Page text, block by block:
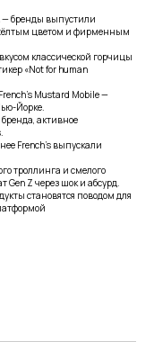
бренды выпустили
цветом и фирменным
классической горчицы
«Not for human
Mustard Mobile —
Йорке.
активное
French’s выпускали
троллинга и смелого
Z через шок и абсурд.
становятся поводом для